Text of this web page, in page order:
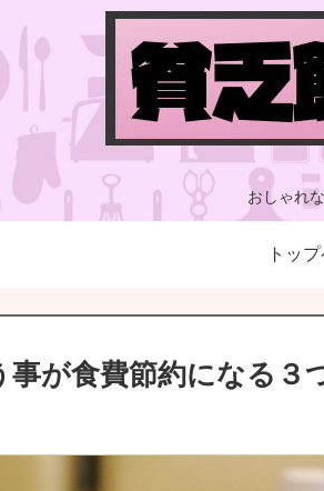
おしゃれ
トッ
事が食費節約になる３